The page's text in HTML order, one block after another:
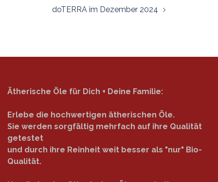
doTERRA im Dezember 2024
Ätherische Öle für Dich + Deine Familie:
Erlebe die hochwertigen ätherischen Öle.
Sie werden sorgfältig mehrfach auf ihre Qualität
getestet
und durch ihre Reinheit weit besser als "nur" Bio-
Qualität.